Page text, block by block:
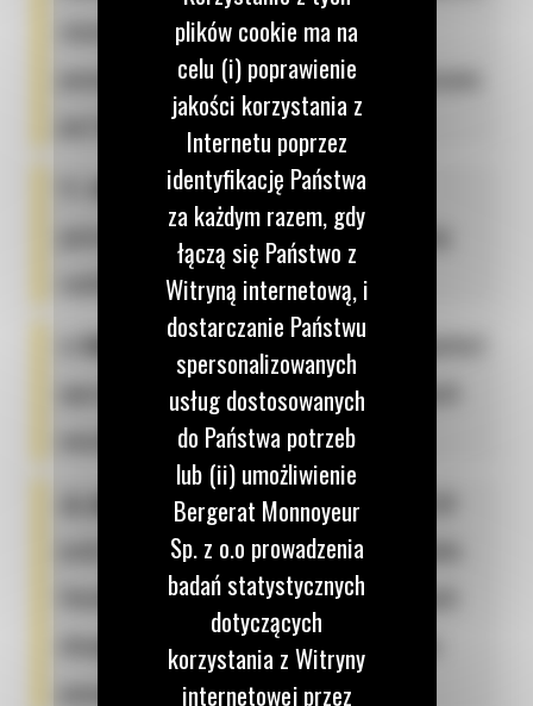
ciasne bramy wjazdowe na prywatnych
posesjach, ale po rozłożeniu podwozia maszyna
jest bardziej stabilna;
sterowanie elektrohydrauliczne:
gwarantuje niezrównaną płynność i precyzję
ruchów osprzętu roboczego;
klimatyzacja:zapewnia zwiększony komfort
operatora przez cały dzień pracy w upalnych
joystick steering w minikoparce:
jazdy Stick Steer to przełomowe rozwiązanie.
Umożliwia łatwe przełączanie z tradycyjnych
dźwigni na sterowanie ruchem maszyny za
pomocą ergonomicznego joysticka.
plików cookie ma na
celu (i) poprawienie
jakości korzystania z
Internetu poprzez
identyfikację Państwa
za każdym razem, gdy
łączą się Państwo z
Witryną internetową, i
dostarczanie Państwu
spersonalizowanych
usług dostosowanych
do Państwa potrzeb
lub (ii) umożliwienie
Bergerat Monnoyeur
Sp. z o.o prowadzenia
badań statystycznych
dotyczących
korzystania z Witryny
internetowej przez